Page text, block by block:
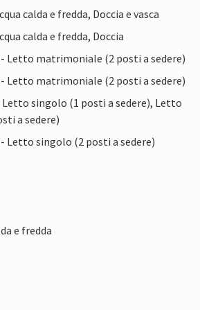
calda e fredda, Doccia e vasca
calda e fredda, Doccia
Letto matrimoniale (2 posti a sedere)
Letto matrimoniale (2 posti a sedere)
Letto singolo (1 posti a sedere), Letto
a sedere)
Letto singolo (2 posti a sedere)
e fredda